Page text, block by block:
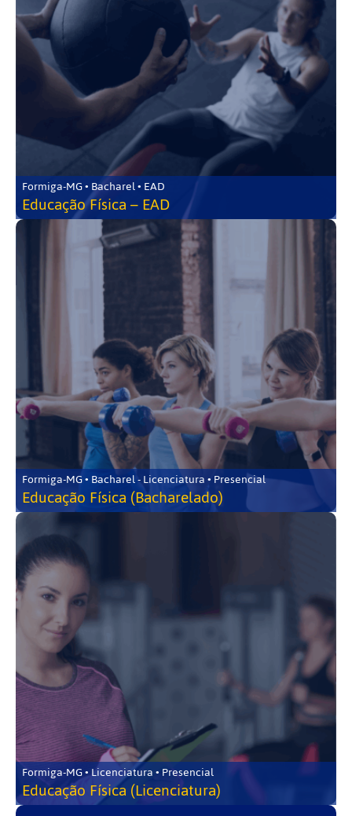
Formiga-MG • Bacharel • EAD
Educação Física – EAD
Formiga-MG • Bacharel - Licenciatura • Presencial
Educação Física (Bacharelado)
Formiga-MG • Licenciatura • Presencial
Educação Física (Licenciatura)